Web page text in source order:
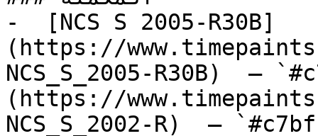
-  [NCS S 2005-R30B]
(https://
NCS_S_2005-R30B)  —
(https://
NCS_S_2002-R)  —